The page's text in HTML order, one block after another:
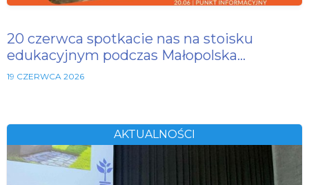
20 czerwca spotkacie nas na stoisku
edukacyjnym podczas Małopolska…
19 CZERWCA 2026
AKTUALNOŚCI